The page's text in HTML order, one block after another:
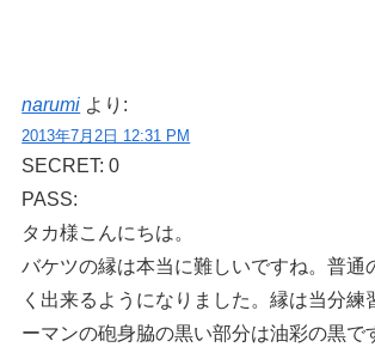
narumi より:
2013年7月2日 12:31 PM
SECRET: 0
PASS:
タカ様こんにちは。
バケツの縁は本当に難しいですね。普通
く出来るようになりました。縁は当分練
ーマンの砲身脇の黒い部分は油彩の黒で